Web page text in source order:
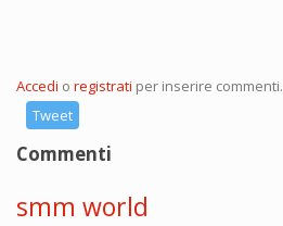
Accedi o registrati per inserire commenti.
Tweet
Commenti
smm world